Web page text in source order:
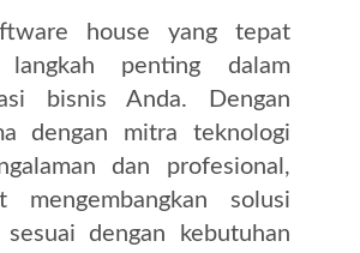
house yang tepat
langkah penting dalam
bisnis Anda.
Dengan
dengan mitra teknologi
dan profesional,
mengembangkan solusi
dengan kebutuhan